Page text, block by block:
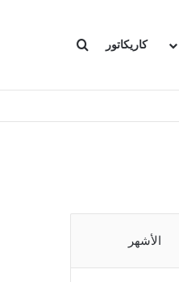
كاريكاتور بحث عن
الأشهر